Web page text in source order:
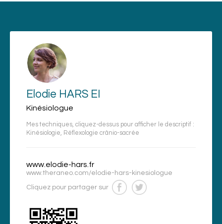
Elodie HARS EI
Kinésiologue
Mes techniques, cliquez-dessus pour afficher le descriptif :
Kinésiologie, Réflexologie crânio-sacrée
www.elodie-hars.fr
www.theraneo.com/elodie-hars-kinesiologue
Cliquez pour partager sur